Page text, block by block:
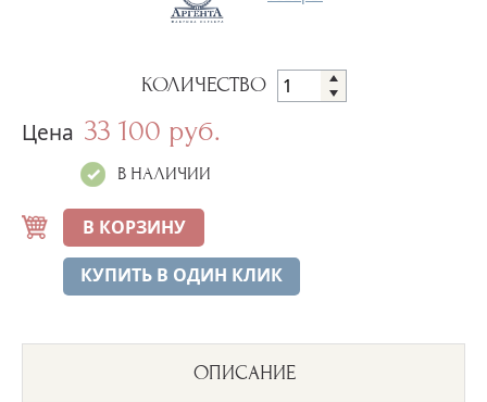
КОЛИЧЕСТВО
Цена 33 100 руб.
В НАЛИЧИИ
В КОРЗИНУ
КУПИТЬ В ОДИН КЛИК
ОПИСАНИЕ